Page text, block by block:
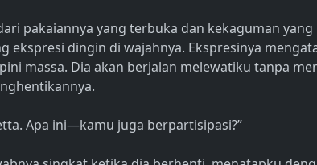
pakaiannya yang terbuka dan kekaguman
ekspresi dingin di wajahnya. Ekspresinya
massa. Dia akan berjalan melewatiku tanpa
Apa ini—kamu juga berpartisipasi?”